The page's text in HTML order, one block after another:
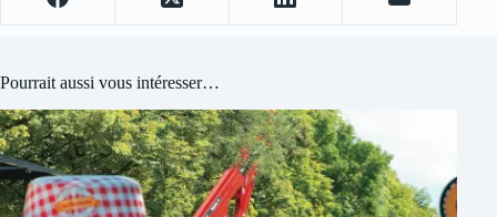
Pourrait aussi vous intéresser…